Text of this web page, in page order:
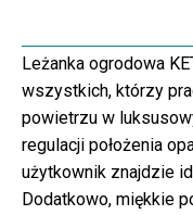
Leżanka ogrodowa
wszystkich, którzy
powietrzu w
regulacji położenia
użytkownik znajdzie
Dodatkowo, miękkie